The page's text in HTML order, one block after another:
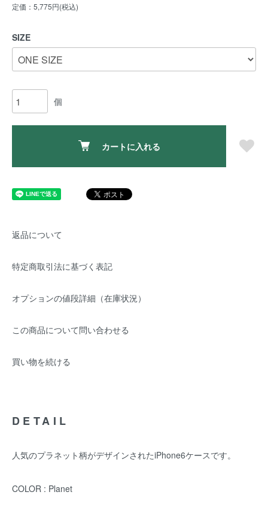
定価：5,775円(税込)
SIZE
個
カートに入れる
返品について
特定商取引法に基づく表記
オプションの値段詳細（在庫状況）
この商品について問い合わせる
買い物を続ける
DETAIL
人気のプラネット柄がデザインされたiPhone6ケースです。
COLOR : Planet